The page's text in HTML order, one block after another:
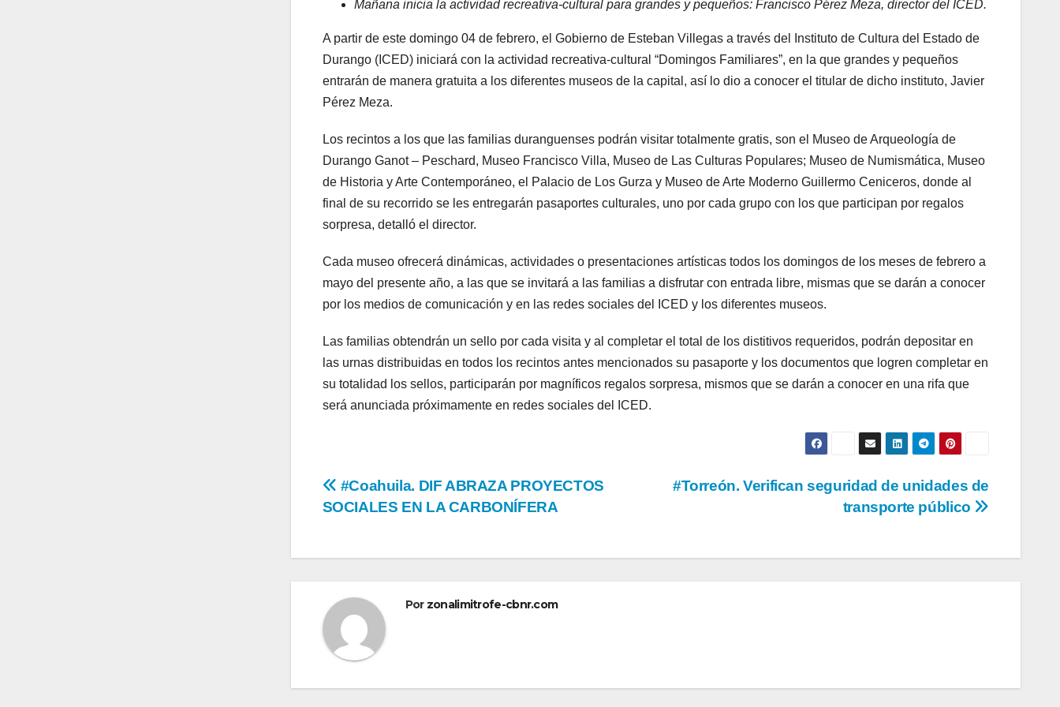
Mañana inicia la actividad recreativa-cultural para grandes y pequeños: Francisco Pérez Meza, director del ICED.
A partir de este domingo 04 de febrero, el Gobierno de Esteban Villegas a través del Instituto de Cultura del Estado de
Durango (ICED) iniciará con la actividad recreativa-cultural “Domingos Familiares”, en la que grandes y pequeños
entrarán de manera gratuita a los diferentes museos de la capital, así lo dio a conocer el titular de dicho instituto, Javier
Pérez Meza.
Los recintos a los que las familias duranguenses podrán visitar totalmente gratis, son el Museo de Arqueología de
Durango Ganot – Peschard, Museo Francisco Villa, Museo de Las Culturas Populares; Museo de Numismática, Museo
de Historia y Arte Contemporáneo, el Palacio de Los Gurza y Museo de Arte Moderno Guillermo Ceniceros, donde al
final de su recorrido se les entregarán pasaportes culturales, uno por cada grupo con los que participan por regalos
sorpresa, detalló el director.
Cada museo ofrecerá dinámicas, actividades o presentaciones artísticas todos los domingos de los meses de febrero a
mayo del presente año, a las que se invitará a las familias a disfrutar con entrada libre, mismas que se darán a conocer
por los medios de comunicación y en las redes sociales del ICED y los diferentes museos.
Las familias obtendrán un sello por cada visita y al completar el total de los distitivos requeridos, podrán depositar en
las urnas distribuidas en todos los recintos antes mencionados su pasaporte y los documentos que logren completar en
su totalidad los sellos, participarán por magníficos regalos sorpresa, mismos que se darán a conocer en una rifa que
será anunciada próximamente en redes sociales del ICED.
Navegación
entradas
#Torreón. Verifican seguridad de unidades de
transporte público
#Coahuila. DIF ABRAZA PROYECTOS
SOCIALES EN LA CARBONÍFERA
Por zonalimitrofe-cbnr.com